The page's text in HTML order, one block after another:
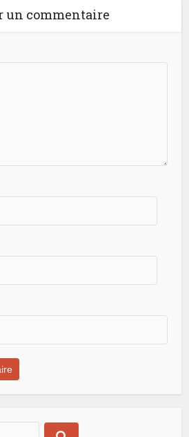
un commentaire